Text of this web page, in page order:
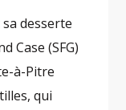
desserte
Case (SFG)
à-Pitre
qui